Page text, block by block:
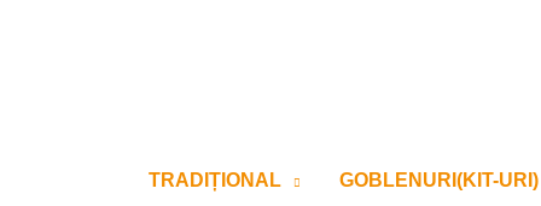
TRADIȚIONAL GOBLENURI(KIT-URI)